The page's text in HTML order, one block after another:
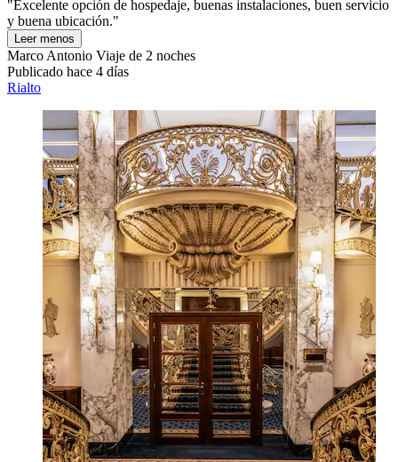
"Excelente opción de hospedaje, buenas instalaciones, buen servicio
y buena ubicación."
Leer menos
Marco Antonio Viaje de 2 noches
Publicado hace 4 días
Rialto